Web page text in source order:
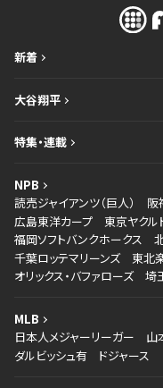
新着
大谷翔平
特集・連載
NPB
読売ジャイアンツ（巨人）
阪
広島東洋カープ
東京ヤクル
福岡ソフトバンクホークス
千葉ロッテマリーンズ
東北
オリックス・バファローズ
埼
MLB
日本人メジャーリーガー
山
ダルビッシュ有
ドジャース